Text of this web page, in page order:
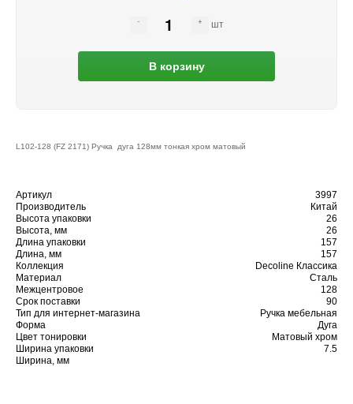
шт
В корзину
L102-128 (FZ 2171) Ручка дуга 128мм тонкая хром матовый
Артикул
3997
Производитель
Китай
Высота упаковки
26
Высота, мм
26
Длина упаковки
157
Длина, мм
157
Коллекция
Decoline Классика
Материал
Сталь
Межцентровое
128
Срок поставки
90
Тип для интернет-магазина
Ручка мебельная
Форма
Дуга
Цвет тонировки
Матовый хром
Ширина упаковки
7.5
Ширина, мм